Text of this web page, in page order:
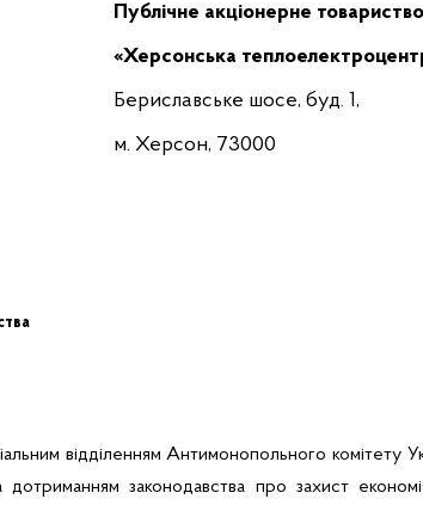
Публічне акціонерне товариство
«Херсонська
Бериславське шосе, буд. 1,
м. Херсон, 73000
відділенням Антимонопольного комітету
законодавства про захист